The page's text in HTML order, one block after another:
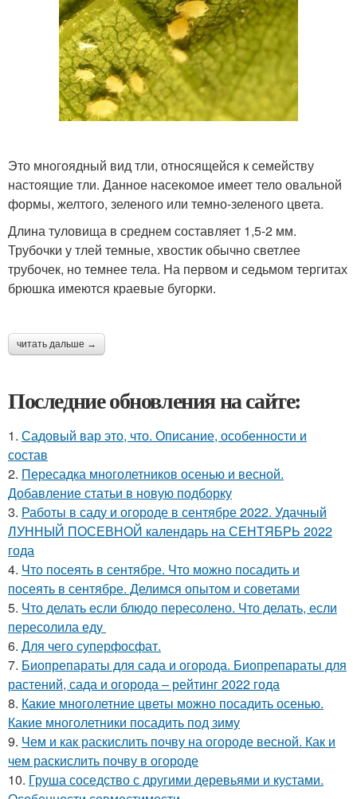
Это многоядный вид тли, относящейся к семейству
настоящие тли. Данное насекомое имеет тело овальной
формы, желтого, зеленого или темно-зеленого цвета.
Длина туловища в среднем составляет 1,5-2 мм.
Трубочки у тлей темные, хвостик обычно светлее
трубочек, но темнее тела. На первом и седьмом тергитах
брюшка имеются краевые бугорки.
читать дальше →
Последние обновления на сайте:
1. Садовый вар это, что. Описание, особенности и
состав
2. Пересадка многолетников осенью и весной.
Добавление статьи в новую подборку
3. Работы в саду и огороде в сентябре 2022. Удачный
ЛУННЫЙ ПОСЕВНОЙ календарь на СЕНТЯБРЬ 2022
года
4. Что посеять в сентябре. Что можно посадить и
посеять в сентябре. Делимся опытом и советами
5. Что делать если блюдо пересолено. Что делать, если
пересолила еду
6. Для чего суперфосфат.
7. Биопрепараты для сада и огорода. Биопрепараты для
растений, сада и огорода – рейтинг 2022 года
8. Какие многолетние цветы можно посадить осенью.
Какие многолетники посадить под зиму
9. Чем и как раскислить почву на огороде весной. Как и
чем раскислить почву в огороде
10. Груша соседство с другими деревьями и кустами.